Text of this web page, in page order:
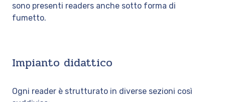
sono presenti readers anche sotto forma di
fumetto.
Impianto didattico
Ogni reader è strutturato in diverse sezioni così